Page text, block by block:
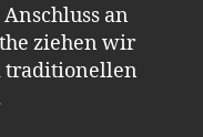
an
ziehen wir
traditionellen